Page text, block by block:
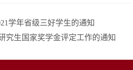
学年省级三好学生的通知
究生国家奖学金评定工作的通知